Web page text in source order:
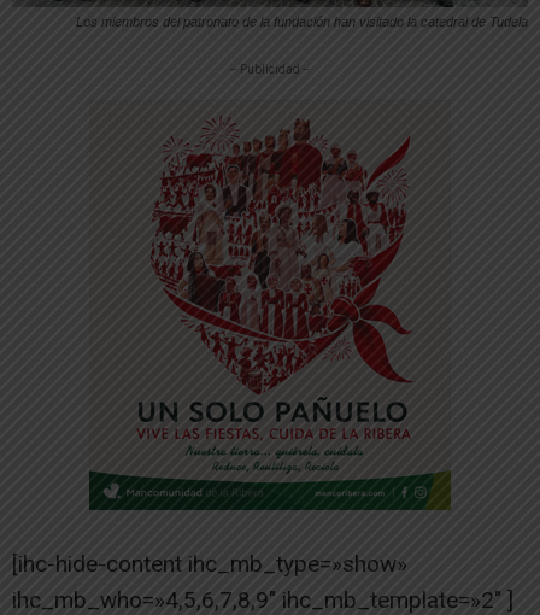
Los miembros del patronato de la fundación han visitado la catedral de Tudela
-- Publicidad --
[ihc-hide-content ihc_mb_type=»show»
ihc_mb_who=»4,5,6,7,8,9″ ihc_mb_template=»2″ ]